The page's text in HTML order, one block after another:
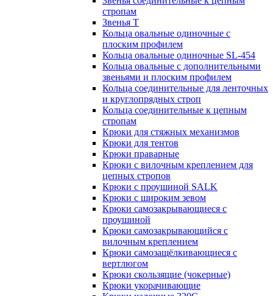
стропам
Звенья Т
Кольца овальные одиночные c
плоским профилем
Кольца овальные одиночные SL-454
Кольца овальные с дополнительными
звеньями и плоским профилем
Кольца соединительные для ленточных
и круглопрядных строп
Кольца соединительные к цепным
стропам
Крюки для стяжных механизмов
Крюки для тентов
Крюки праварные
Крюки с вилочным креплением для
цепных стропов
Крюки с проушиной SALK
Крюки с широким зевом
Крюки самозакрывающиеся с
проушиной
Крюки самозакрывающийся с
вилочным креплением
Крюки самозащёлкивающиеся с
вертлюгом
Крюки скользящие (чокерные)
Крюки укорачивающие